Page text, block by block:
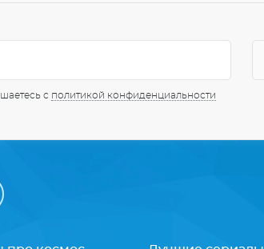
с политикой конфиденциальности